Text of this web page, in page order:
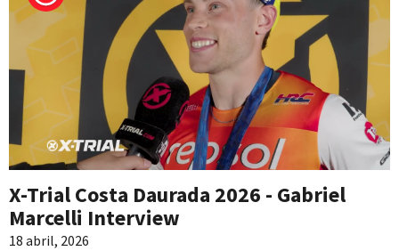
X-Trial Costa Daurada 2026 - Gabriel
Marcelli Interview
18 abril, 2026